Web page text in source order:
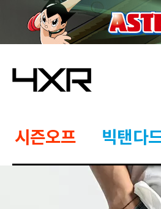
시즌오프 빅탠다